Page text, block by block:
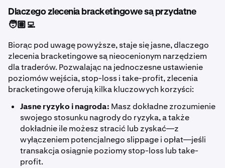
Dlaczego zlecenia bracketingowe są przydatne
🧑🏽‍💻
Biorąc pod uwagę powyższe, staje się jasne, dlaczego
zlecenia bracketingowe są nieocenionym narzędziem
dla traderów. Pozwalając na jednoczesne ustawienie
poziomów wejścia, stop-loss i take-profit, zlecenia
bracketingowe oferują kilka kluczowych korzyści:
Jasne ryzyko i nagroda: Masz dokładne zrozumienie
swojego stosunku nagrody do ryzyka, a także
dokładnie ile możesz stracić lub zyskać—z
wyłączeniem potencjalnego slippage i opłat—jeśli
transakcja osiągnie poziomy stop-loss lub take-
profit.